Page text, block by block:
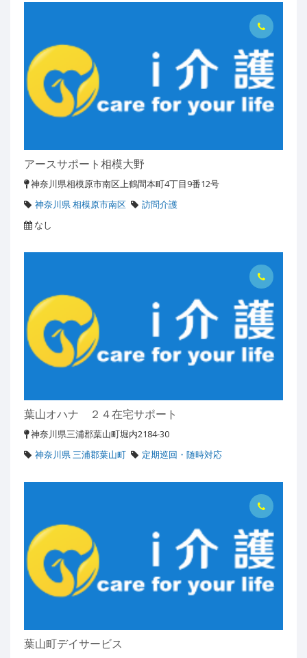
アースサポート相模大野
神奈川県相模原市南区上鶴間本町4丁目9番12号
神奈川県 相模原市南区
訪問介護
なし
葉山オハナ ２４在宅サポート
神奈川県三浦郡葉山町堀内2184-30
神奈川県 三浦郡葉山町
定期巡回・随時対応
葉山町デイサービス